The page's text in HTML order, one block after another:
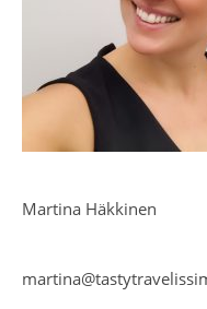
Martina Häkkinen